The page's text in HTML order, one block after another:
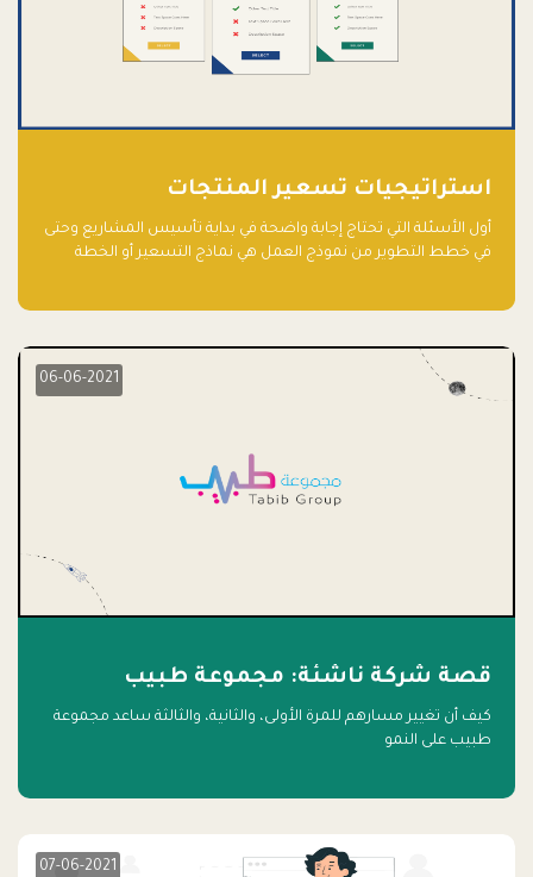
استراتيجيات تسعير المنتجات
أول الأسئلة التي تحتاج إجابة واضحة في بداية تأسيس المشاريع وحتى
في خطط التطوير من نموذج العمل هي نماذج التسعير أو الخطة
06-06-2021
قصة شركة ناشئة: مجموعة طبيب
كيف أن تغيير مسارهم للمرة الأولى، والثانية، والثالثة ساعد مجموعة
طبيب على النمو
07-06-2021